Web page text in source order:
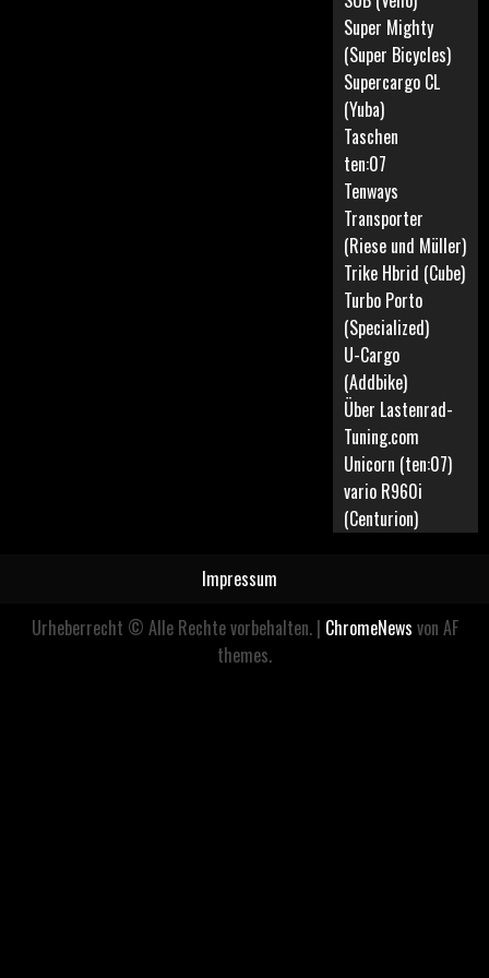
Super Mighty
(Super Bicycles)
Supercargo CL
(Yuba)
Taschen
ten:07
Tenways
Transporter
(Riese und Müller)
Trike Hbrid (Cube)
Turbo Porto
(Specialized)
U-Cargo
(Addbike)
Über Lastenrad-
Tuning.com
Unicorn (ten:07)
vario R960i
(Centurion)
Impressum
Urheberrecht © Alle Rechte vorbehalten. | ChromeNews von AF
themes.